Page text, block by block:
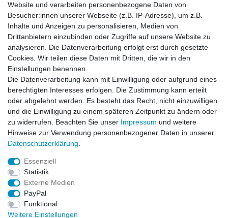
Rechtliches
AGB
Widerrufsrecht
Impressum
Datenschutzerklärung
Service
Kontakt
Datenschutzerklärung
FAQ / Ratgeber
Kinderquad
E-Bikes / Pedelecs
Dirt Bike & Pocketbike
Quad & ATV
Kinderbuggy | Gokart
Website und verarbeiten personenbezogene Daten von
Besucher:innen unserer Webseite (z.B. IP-Adresse), um z.B.
Inhalte und Anzeigen zu personalisieren, Medien von
Drittanbietern einzubinden oder Zugriffe auf unsere Website zu
analysieren. Die Datenverarbeitung erfolgt erst durch gesetzte
Cookies. Wir teilen diese Daten mit Dritten, die wir in den
Einstellungen benennen.
Die Datenverarbeitung kann mit Einwilligung oder aufgrund eines
berechtigten Interesses erfolgen. Die Zustimmung kann erteilt
oder abgelehnt werden. Es besteht das Recht, nicht einzuwilligen
und die Einwilligung zu einem späteren Zeitpunkt zu ändern oder
zu widerrufen. Beachten Sie unser Impressum und weitere
Hinweise zur Verwendung personenbezogener Daten in unserer
Daten­schutz­erklärung
Essenziell
Statistik
Externe Medien
PayPal
Funktional
Weitere Einstellungen